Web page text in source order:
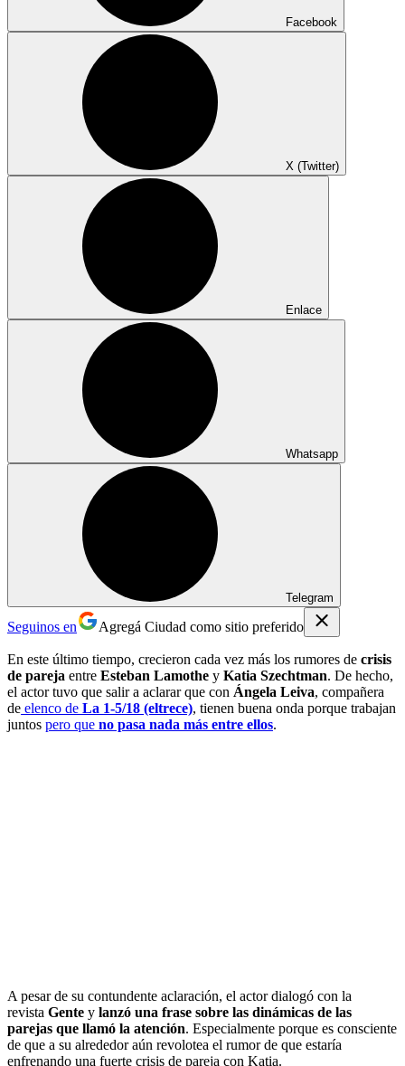
Facebook
X (Twitter)
Enlace
Whatsapp
Telegram
Seguinos en Agregá Ciudad como sitio preferido
En este último tiempo, crecieron cada vez más los rumores de crisis
de pareja entre Esteban Lamothe y Katia Szechtman. De hecho,
el actor tuvo que salir a aclarar que con Ángela Leiva, compañera
de elenco de La 1-5/18 (eltrece), tienen buena onda porque trabajan
juntos pero que no pasa nada más entre ellos.
A pesar de su contundente aclaración, el actor dialogó con la
revista Gente y lanzó una frase sobre las dinámicas de las
parejas que llamó la atención. Especialmente porque es consciente
de que a su alrededor aún revolotea el rumor de que estaría
enfrenando una fuerte crisis de pareja con Katia.